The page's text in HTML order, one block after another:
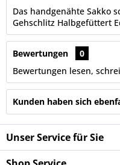
Das handgenähte Sakko
Gehschlitz Halbgefüttert
Bewertungen
0
Bewertungen lesen,
Kunden haben sich
Unser Service für Sie